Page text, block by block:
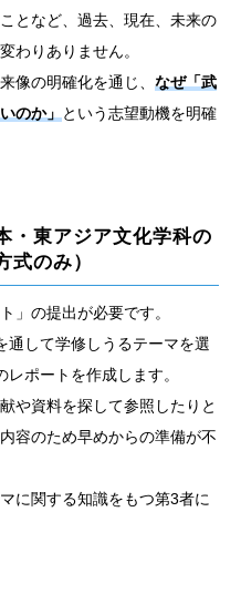
となど、過去、現在、未来の
わりありません。
像の明確化を通じ、 なぜ「武
のか」 という志望動機を明確
・東アジア文化学科の
式のみ）
」の提出が必要です。
通して学修しうるテーマを選
ポートを作成します。
や資料を探して参照したりと
容のため早めからの準備が不
に関する知識をもつ第3者に